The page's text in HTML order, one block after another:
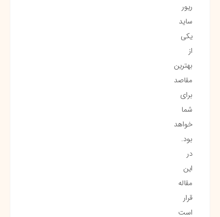
ریور
ساید
یکی
از
بهترین
مقاصد
برای
شما
خواهد
بود.
در
این
مقاله
قرار
است